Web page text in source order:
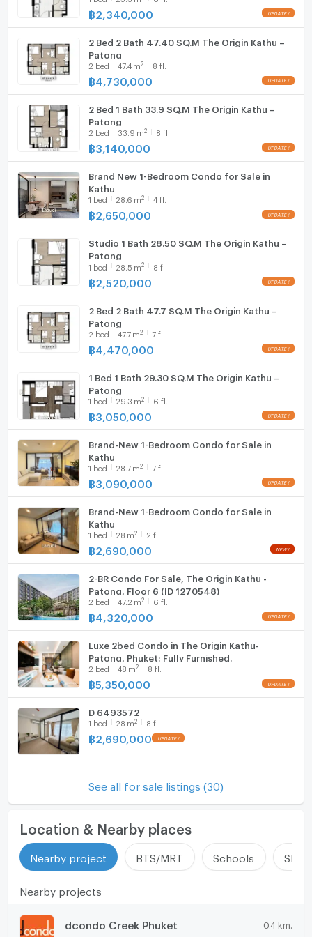
Great opportunity to secure a limited high-view unit!
🏡 The Origin Kathu–Patong | ห้องสวย วิวพาโนรามา 180°
(ยูนิตหายาก!) ระเบียงยาว
✨ สิ่งอำนวยความสะดวกครบแบบรีสอร์ททำเลศักยภาพใจกลาง
กะทู้–ป่าตอง
✨ จุดเด่นของห้อง
• ห้อง One Bedroom Living Suite
• ขนาด 28.85 ตร.ม.
• อาคาร C ชั้น 5
• ดีไซน์ทันสมัย รับแสงธรรมชาติเต็มที่
• พื้นที่นั่งเล่นเชื่อมครัว ฟังก์ชันครบ
• ห้องนอนเป็นสเปสส่วนตัวบรรยากาศผ่อนคลาย
โครงการใหม่ สร้างเสร็จ พร้อมเข้าอยู่เมษายน 2026 พร้อมสิ่ง
อำนวยความสะดวกครบครัน:
• สระว่ายน้ำยาว 70 เมตร / Leisure Pool / Jacuzzi
• Lobby / Garden Court / Activity Lawn
• Clubhouse / ฟิตเนส / Co-working / Meeting Room
• Sun Deck / Party Area / Roof Garden / Skydeck
• Jogging Track / Yoga Deck / Sky Lawn
• Hydronic Lift
📍 ทำเลดีที่สุดระหว่างกะทู้–ป่าตอง
เดินทางง่ายสู่หาดป่าตอง แหล่งช้อปปิ้ง คาเฟ่ ร้านอาหาร สนาม
กอล์ฟ โรงเรียนนานาชาติ สะดวกทั้งอยู่อาศัยจริงและลงทุน
Hood
WIFI
Washing machine
฿2,340,000
2 Bed 2 Bath 47.40 SQ.M The Origin Kathu –
Patong
2 bed 47.4 m2 8 fl.
฿ 4,730,000
2 Bed 1 Bath 33.9 SQ.M The Origin Kathu –
Patong
2 bed 33.9 m2 8 fl.
฿3,140,000
Brand New 1-Bedroom Condo for Sale in
Kathu
1 bed 28.6 m2 4 fl.
฿2,650,000
Studio 1 Bath 28.50 SQ.M The Origin Kathu –
Patong
1 bed 28.5 m2 8 fl.
฿2,520,000
2 Bed 2 Bath 47.7 SQ.M The Origin Kathu –
Patong
2 bed 47.7 m2 7 fl.
฿ 4,470,000
1 Bed 1 Bath 29.30 SQ.M The Origin Kathu –
Patong
1 bed 29.3 m2 6 fl.
฿3,050,000
Brand-New 1-Bedroom Condo for Sale in
Kathu
1 bed 28.7 m2 7 fl.
฿3,090,000
Brand-New 1-Bedroom Condo for Sale in
Kathu
1 bed 28 m2 2 fl.
฿2,690,000
2-BR Condo For Sale, The Origin Kathu -
Patong, Floor 6 (ID 1270548)
2 bed 47.2 m2 6 fl.
฿ 4,320,000
Luxe 2bed Condo in The Origin Kathu-
Patong, Phuket: Fully Furnished.
2 bed 48 m2 8 fl.
฿5,350,000
D 6493572
1 bed 28 m2 8 fl.
฿2,690,000
See all for sale listings (30)
Location & Nearby places
Nearby project BTS/MRT Schools
Nearby projects
dcondo Creek Phuket 0.4 km.